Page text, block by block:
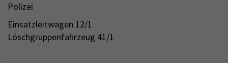
Polizei
Einsatzleitwagen 12/1
Löschgruppenfahrzeug 41/1